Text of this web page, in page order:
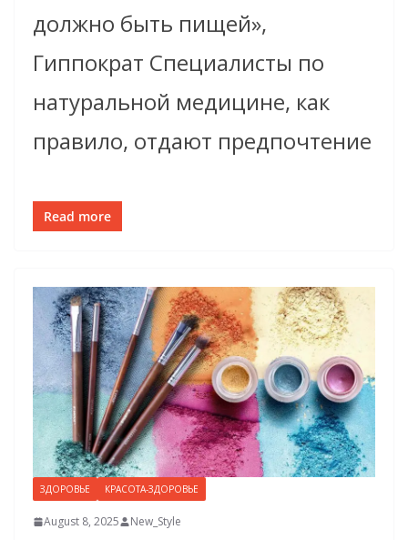
должно быть пищей»,
Гиппократ Специалисты по
натуральной медицине, как
правило, отдают предпочтение
Read more
ЗДОРОВЬЕ КРАСОТА-ЗДОРОВЬЕ
August 8, 2025 New_Style